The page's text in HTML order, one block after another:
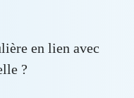
en lien avec
?